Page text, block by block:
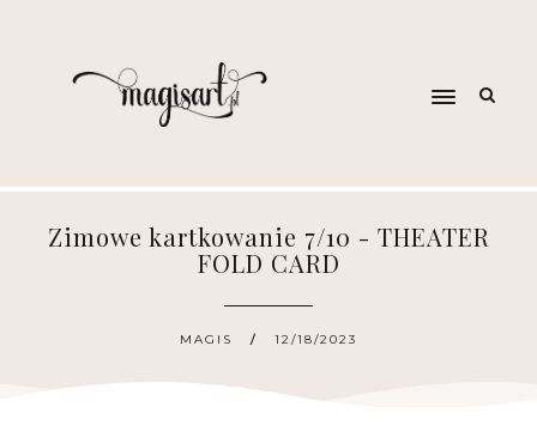
Zimowe kartkowanie 7/10 - THEATER
FOLD CARD
MAGIS 12/18/2023